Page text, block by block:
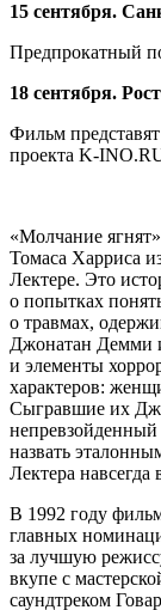
15 сентября.
Предпрокатный
18 сентября.
Фильм
проекта K-
«Молчание
Томаса Харриса
Лектере. Это
о попытках
о травмах,
Джонатан Демми
и элементы
характеров:
Сыгравшие их
непревзойденный
назвать
Лектера навсегда
В 1992 году
главных
за лучшую
вкупе с
саундтреком